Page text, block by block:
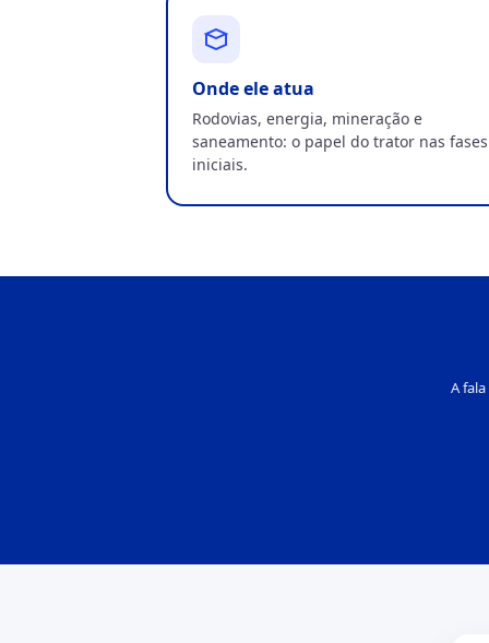
Onde ele atua
Rodovias, energia, mineração e
saneamento: o papel do trator nas fases
iniciais.
A